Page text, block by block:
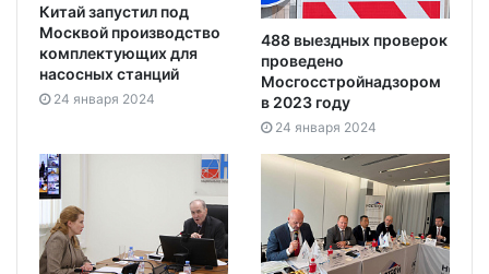
Китай запустил под
Москвой производство
комплектующих для
насосных станций
24 января 2024
488 выездных проверок
проведено
Мосгосстройнадзором
в 2023 году
24 января 2024